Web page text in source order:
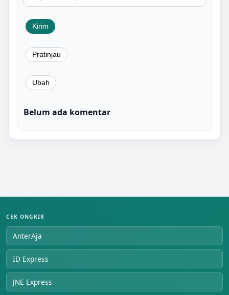
Belum ada komentar
CEK ONGKIR
AnterAja
ID Express
JNE Express